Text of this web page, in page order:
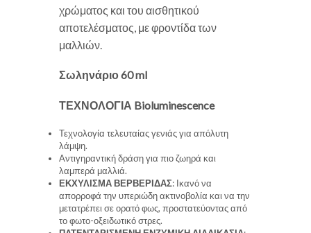
χρώματος και του αισθητικού
αποτελέσματος, με φροντίδα των
μαλλιών.
Σωληνάριο 60 ml
ΤΕΧΝΟΛΟΓΙΑ Bioluminescence
Τεχνολογία τελευταίας γενιάς για απόλυτη
λάμψη.
Αντιγηραντική δράση για πιο ζωηρά και
λαμπερά μαλλιά.
ΕΚΧΥΛΙΣΜΑ ΒΕΡΒΕΡΙΔΑΣ: Ικανό να
απορροφά την υπεριώδη ακτινοβολία και να την
μετατρέπει σε ορατό φως, προστατεύοντας από
το φωτο-οξειδωτικό στρες.